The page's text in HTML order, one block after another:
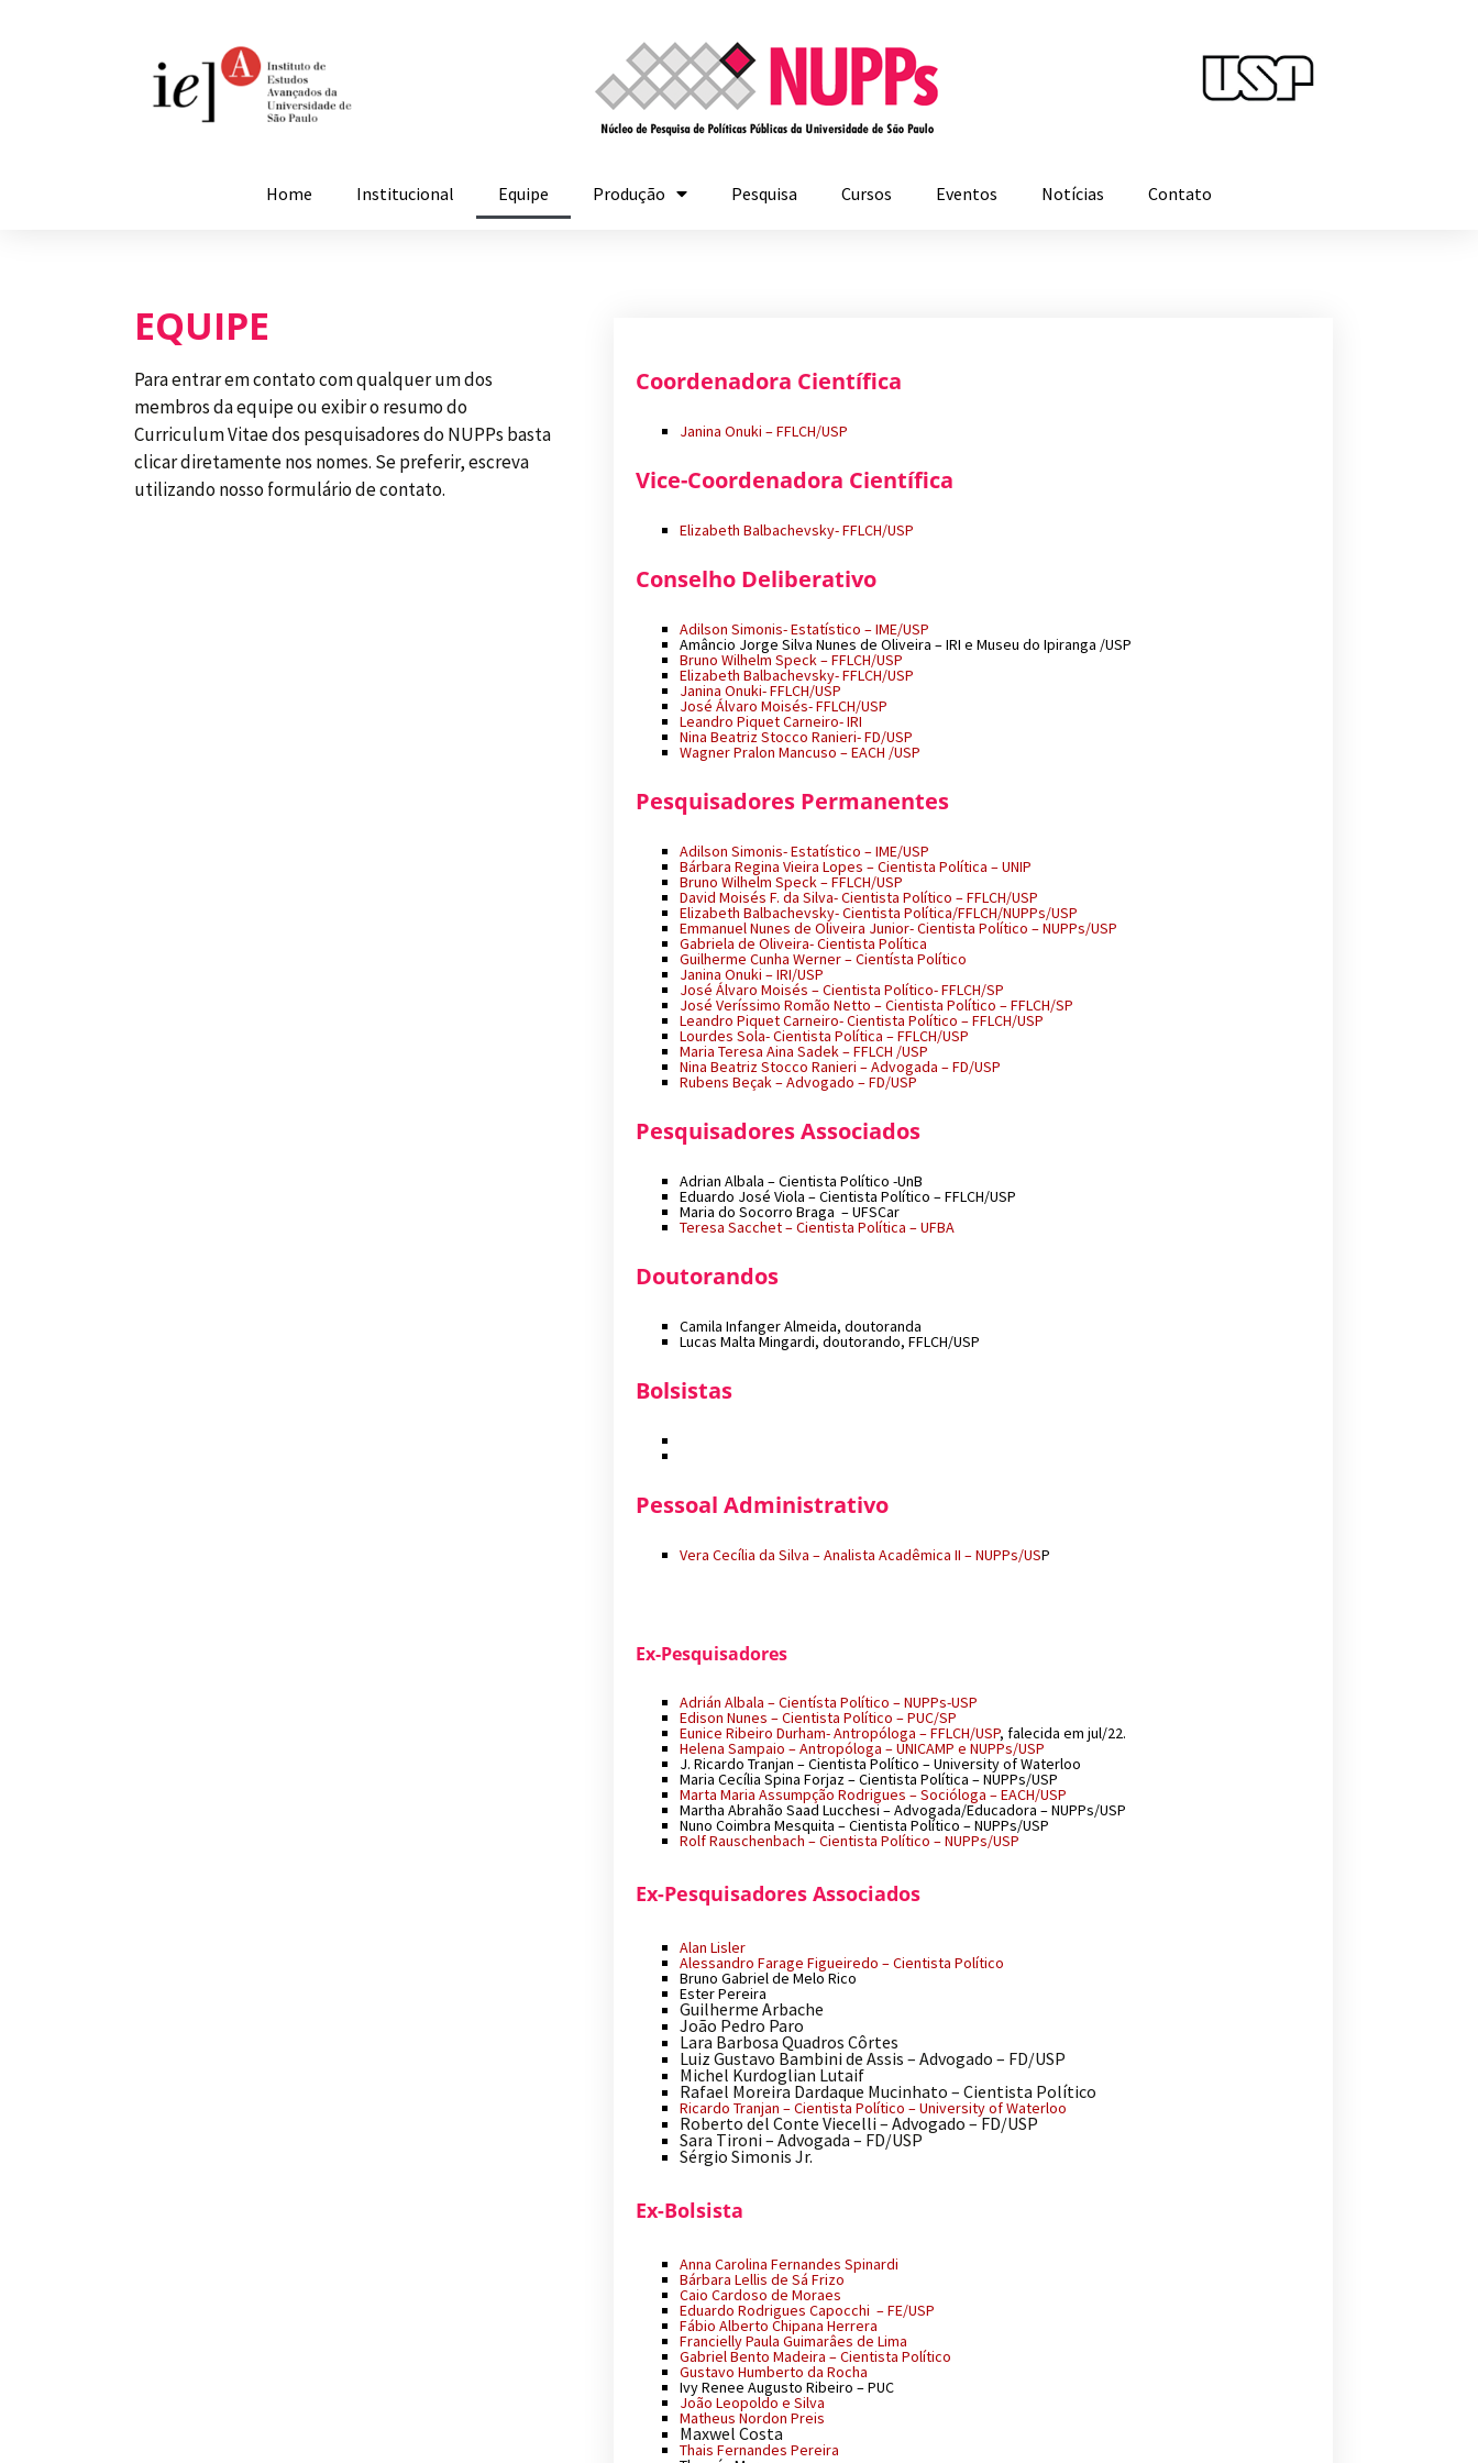
Home Institucional Equipe Produção Pesquisa Cursos Eventos Notícias Contato
EQUIPE
Para entrar em contato com qualquer um dos
membros da equipe ou exibir o resumo do
Curriculum Vitae dos pesquisadores do NUPPs basta
clicar diretamente nos nomes. Se preferir, escreva
utilizando nosso formulário de contato.
Coordenadora Científica
Janina Onuki – FFLCH/USP
Vice-Coordenadora Científica
Elizabeth Balbachevsky- FFLCH/USP
Conselho Deliberativo
Adilson Simonis- Estatístico – IME/USP
Amâncio Jorge Silva Nunes de Oliveira – IRI e Museu do Ipiranga /USP
Bruno Wilhelm Speck – FFLCH/USP
Elizabeth Balbachevsky- FFLCH/USP
Janina Onuki- FFLCH/USP
José Álvaro Moisés- FFLCH/USP
Leandro Piquet Carneiro- IRI
Nina Beatriz Stocco Ranieri- FD/USP
Wagner Pralon Mancuso – EACH /USP
Pesquisadores Permanentes
Adilson Simonis- Estatístico – IME/USP
Bárbara Regina Vieira Lopes – Cientista Política – UNIP
Bruno Wilhelm Speck – FFLCH/USP
David Moisés F. da Silva- Cientista Político – FFLCH/USP
Elizabeth Balbachevsky- Cientista Política/FFLCH/NUPPs/USP
Emmanuel Nunes de Oliveira Junior- Cientista Político – NUPPs/USP
Gabriela de Oliveira- Cientista Política
Guilherme Cunha Werner – Cientísta Político
Janina Onuki – IRI/USP
José Álvaro Moisés – Cientista Político- FFLCH/SP
José Veríssimo Romão Netto – Cientista Político – FFLCH/SP
Leandro Piquet Carneiro- Cientista Político – FFLCH/USP
Lourdes Sola- Cientista Política – FFLCH/USP
Maria Teresa Aina Sadek – FFLCH /USP
Nina Beatriz Stocco Ranieri – Advogada – FD/USP
Rubens Beçak – Advogado – FD/USP
Pesquisadores Associados
Adrian Albala – Cientista Político -UnB
Eduardo José Viola – Cientista Político – FFLCH/USP
Maria do Socorro Braga – UFSCar
Teresa Sacchet – Cientista Política – UFBA
Doutorandos
Camila Infanger Almeida, doutoranda
Lucas Malta Mingardi, doutorando, FFLCH/USP
Bolsistas
Pessoal Administrativo
Vera Cecília da Silva – Analista Acadêmica II – NUPPs/USP
Ex-Pesquisadores
Adrián Albala – Cientísta Político – NUPPs-USP
Edison Nunes – Cientista Político – PUC/SP
Eunice Ribeiro Durham- Antropóloga – FFLCH/USP, falecida em jul/22.
Helena Sampaio – Antropóloga – UNICAMP e NUPPs/USP
J. Ricardo Tranjan – Cientista Político – University of Waterloo
Maria Cecília Spina Forjaz – Cientista Política – NUPPs/USP
Marta Maria Assumpção Rodrigues – Socióloga – EACH/USP
Martha Abrahão Saad Lucchesi – Advogada/Educadora – NUPPs/USP
Nuno Coimbra Mesquita – Cientista Político – NUPPs/USP
Rolf Rauschenbach – Cientista Político – NUPPs/USP
Ex-Pesquisadores Associados
Alan Lisler
Alessandro Farage Figueiredo – Cientista Político
Bruno Gabriel de Melo Rico
Ester Pereira
Guilherme Arbache
João Pedro Paro
Lara Barbosa Quadros Côrtes
Luiz Gustavo Bambini de Assis – Advogado – FD/USP
Michel Kurdoglian Lutaif
Rafael Moreira Dardaque Mucinhato – Cientista Político
Ricardo Tranjan – Cientista Político – University of Waterloo
Roberto del Conte Viecelli – Advogado – FD/USP
Sara Tironi – Advogada – FD/USP
Sérgio Simonis Jr.
Ex-Bolsista
Anna Carolina Fernandes Spinardi
Bárbara Lellis de Sá Frizo
Caio Cardoso de Moraes
Eduardo Rodrigues Capocchi – FE/USP
Fábio Alberto Chipana Herrera
Francielly Paula Guimarâes de Lima
Gabriel Bento Madeira – Cientista Político
Gustavo Humberto da Rocha
Ivy Renee Augusto Ribeiro – PUC
João Leopoldo e Silva
Matheus Nordon Preis
Maxwel Costa
Thais Fernandes Pereira